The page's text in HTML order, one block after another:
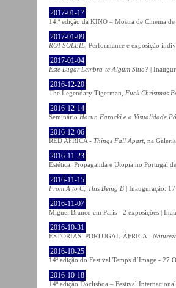
2017-01-17
14.ª edição da KINO – Mostra de Cinema
2017-01-09
ROI SOLEIL , Performance e exposição
2017-01-04
Este Lugar Lembra-te Algum Sítio? |
2016-12-20
The Legendary Tigerman, Fuck Christmas
2016-12-14
Seminário Harun Farocki e a Visualidade
2016-12-06
RED AFRICA - Things Fall Apart , na
2016-11-23
Estética, Propaganda e Utopia no Portugal
2016-11-15
From A to C; This Being B | Inauguração:
2016-11-07
Miguel Branco em Paris - 2 exposições |
2016-10-31
ESTÓRIAS: PORTUGAL-ÁFRICA -
2016-10-25
14ª edição do Festival Temps d´Image - 27
2016-10-18
14ª edição Doclisboa – Festival